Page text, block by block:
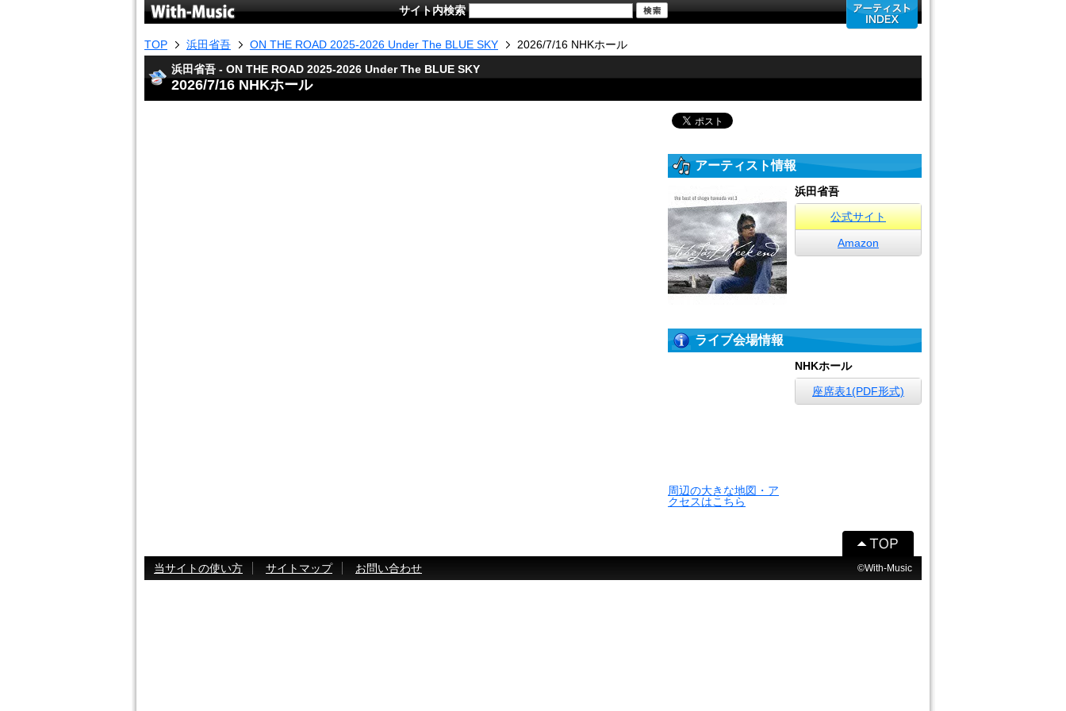
サイト内検索
TOP 浜田省吾 ON THE ROAD 2025-2026 Under The BLUE SKY
2026/7/16 NHKホール
浜田省吾 - ON THE ROAD 2025-2026 Under The BLUE SKY
2026/7/16 NHKホール
アーティスト情報
浜田省吾
公式サイト
Amazon
ライブ会場情報
周辺の大きな地図・ア
クセスはこちら
NHKホール
座席表1(PDF形式)
当サイトの使い方 サイトマップ お問い合わせ ©With-Music